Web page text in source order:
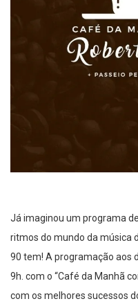
Já imaginou um programa
ritmos do mundo da música
90 tem! A programação aos
9h. com o “Café da Manhã
com os melhores sucessos